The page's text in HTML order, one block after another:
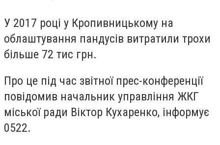
У 2017 році у Кропивницькому на
облаштування пандусів витратили трохи
більше 72 тис грн.
Про це під час звітної прес-конференції
повідомив начальник управління ЖКГ
міської ради Віктор Кухaренко, інформує
0522.